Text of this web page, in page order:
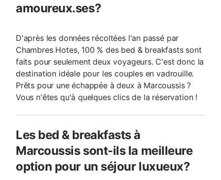
amoureux.ses?
D'après les données récoltées l'an passé par
Chambres Hotes, 100 % des bed & breakfasts sont
faits pour seulement deux voyageurs. C'est donc la
destination idéale pour les couples en vadrouille.
Prêts pour une échappée à deux à Marcoussis ?
Vous n'êtes qu'à quelques clics de la réservation !
Les bed & breakfasts à
Marcoussis sont-ils la meilleure
option pour un séjour luxueux?